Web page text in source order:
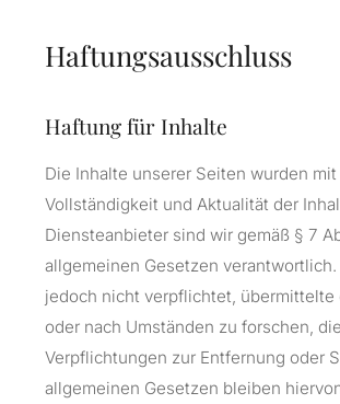
Haftungsausschluss
Haftung für Inhalte
Die Inhalte unserer Seiten wurden
Vollständigkeit und Aktualität der
Diensteanbieter sind wir gemäß § 7
allgemeinen Gesetzen
jedoch nicht verpflichtet,
oder nach Umständen zu forschen,
Verpflichtungen zur Entfernung oder
allgemeinen Gesetzen bleiben